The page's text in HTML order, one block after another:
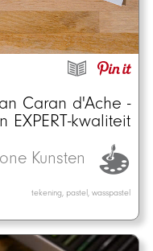
Caran d'Ache -
EXPERT-kwaliteit
Kunsten
tekening, pastel, wasspastel